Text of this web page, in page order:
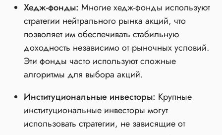
Хедж-фонды: Многие хедж-фонды используют
стратегии нейтрального рынка акций, что
позволяет им обеспечивать стабильную
доходность независимо от рыночных условий.
Эти фонды часто используют сложные
алгоритмы для выбора акций.
Институциональные инвесторы: Крупные
институциональные инвесторы могут
использовать стратегии, не зависящие от